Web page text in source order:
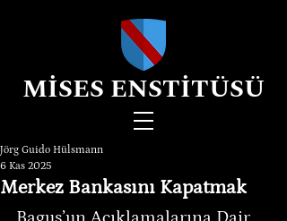
MİSES ENSTİTÜSÜ
Merkez Bankasını Kapatmak
Jörg Guido Hülsmann
6 Kas 2025